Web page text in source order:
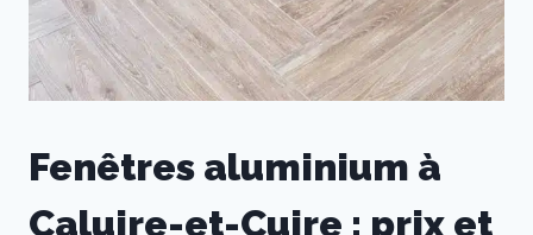
Fenêtres aluminium à
Caluire-et-Cuire : prix et